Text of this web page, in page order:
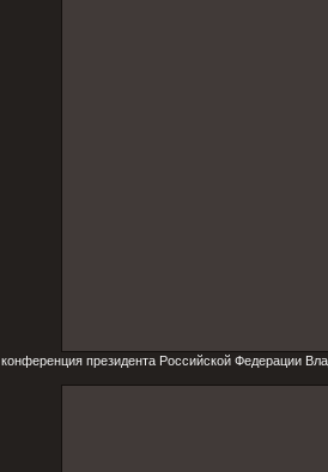
конференция президента Российской Федерации